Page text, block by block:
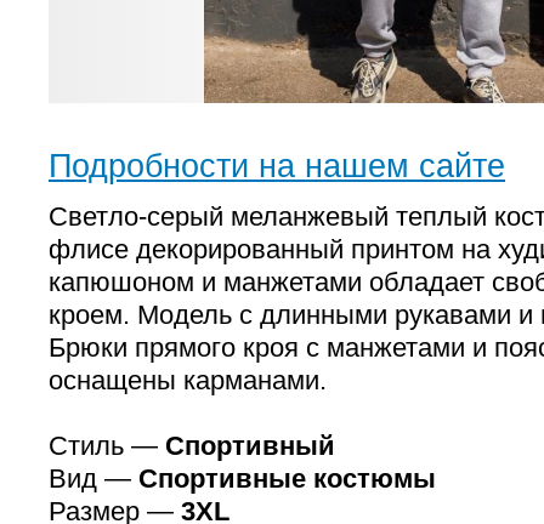
Подробности на нашем сайте
Светло-серый меланжевый теплый
флисе декорированный принтом на
капюшоном и манжетами обладает
кроем. Модель с длинными рукавами
Брюки прямого кроя с манжетами и
оснащены карманами.
Стиль — Спортивный
Вид — Спортивные костюмы
Размер — 3XL